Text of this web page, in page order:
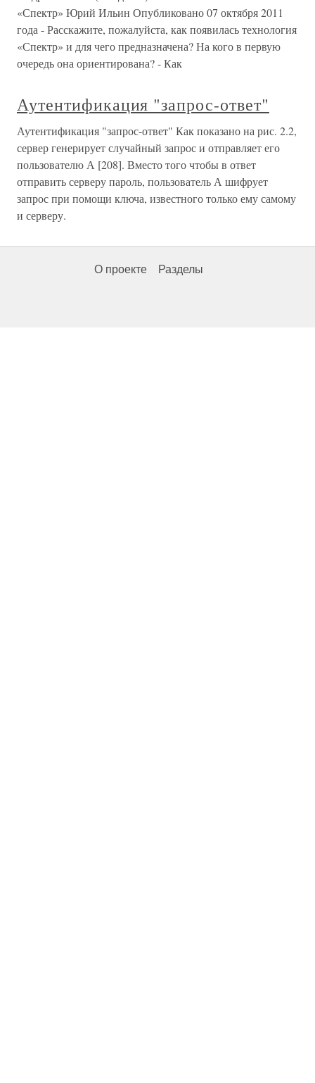
«Спектр» Юрий Ильин Опубликовано 07 октября 2011
года - Расскажите, пожалуйста, как появилась технология
«Спектр» и для чего предназначена? На кого в первую
очередь она ориентирована? - Как
Аутентификация "запрос-ответ"
Аутентификация "запрос-ответ" Как показано на рис. 2.2,
сервер генерирует случайный запрос и отправляет его
пользователю А [208]. Вместо того чтобы в ответ
отправить серверу пароль, пользователь А шифрует
запрос при помощи ключа, известного только ему самому
и серверу.
О проекте Разделы